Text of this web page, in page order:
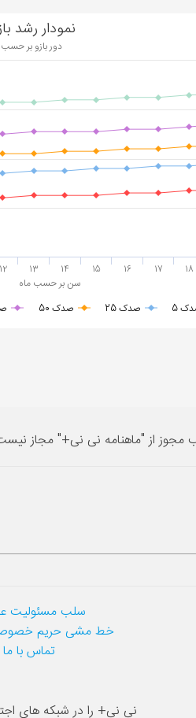
سن بر حسب ماه
نمودار رشد
(دور بازو بر
5 صدک 25 صدک 50
12 13 14 15 16 17 18
مجوز از "ماهنامه نی نی+" مجاز
سلب مسئولیت
خط مشی حریم
تماس با ما
نی نی+ را در شبکه های